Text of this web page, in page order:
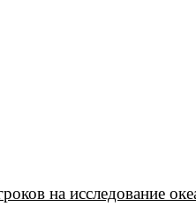
на исследование